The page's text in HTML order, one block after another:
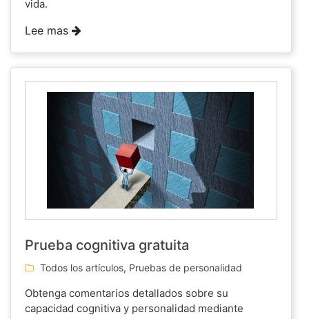
vida.
Lee mas
Prueba cognitiva gratuita
Todos los artículos, Pruebas de personalidad
Obtenga comentarios detallados sobre su
capacidad cognitiva y personalidad mediante